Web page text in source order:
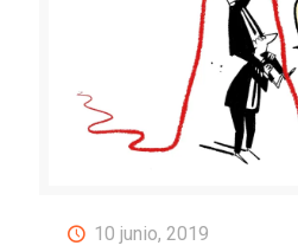
10 junio, 2019